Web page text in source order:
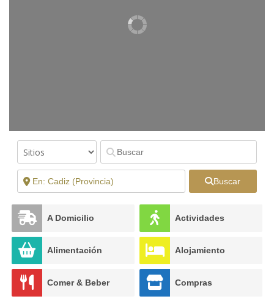
Buscar
A Domicilio Actividades
Alimentación Alojamiento
Comer & Beber Compras